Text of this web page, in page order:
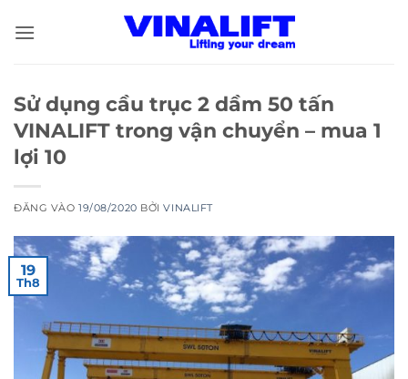
qua
Sử dụng cầu trục 2 dầm 50 tấn
VINALIFT trong vận chuyển – mua 1
lợi 10
ĐĂNG VÀO19/08/2020 BỞIVINALIFT
19
Th8